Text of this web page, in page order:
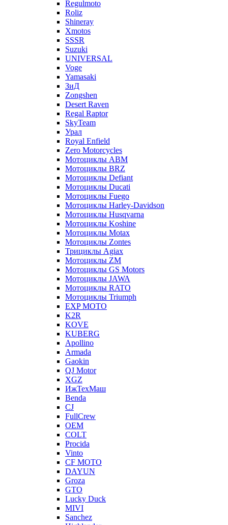
Regulmoto
Roliz
Shineray
Xmotos
SSSR
Suzuki
UNIVERSAL
Voge
Yamasaki
ЗиД
Zongshen
Desert Raven
Regal Raptor
SkyTeam
Урал
Royal Enfield
Zero Motorcycles
Мотоциклы ABM
Мотоциклы BRZ
Мотоциклы Defiant
Мотоциклы Ducati
Мотоциклы Fuego
Мотоциклы Harley-Davidson
Мотоциклы Husqvarna
Мотоциклы Koshine
Мотоциклы Motax
Мотоциклы Zontes
Трициклы Agiax
Мотоциклы ZM
Мотоциклы GS Motors
Мотоциклы JAWA
Мотоциклы RATO
Мотоциклы Triumph
EXP MOTO
K2R
KOVE
KUBERG
Apollino
Armada
Gaokin
QJ Motor
XGZ
ИжТехМаш
Benda
CJ
FullCrew
OEM
COLT
Procida
Vinto
CF MOTO
DAYUN
Groza
GTO
Lucky Duck
MIVI
Sanchez